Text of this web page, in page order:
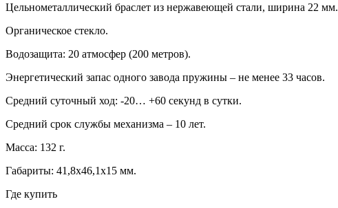
Цельнометаллический браслет из нержавеющей стали, ширина 22 мм.
Органическое стекло.
Водозащита: 20 атмосфер (200 метров).
Энергетический запас одного завода пружины – не менее 33 часов.
Средний суточный ход: -20… +60 секунд в сутки.
Средний срок службы механизма – 10 лет.
Масса: 132 г.
Габариты: 41,8х46,1х15 мм.
Где купить